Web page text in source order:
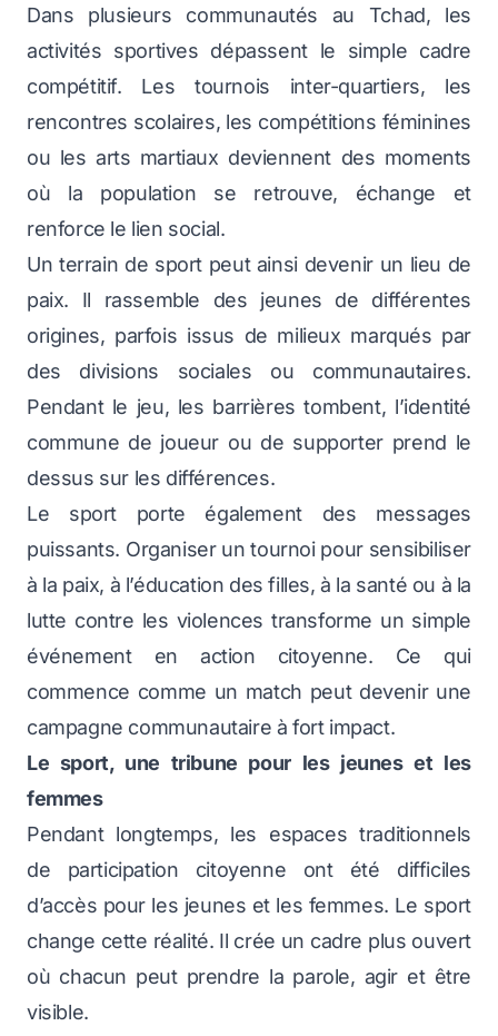
Dans plusieurs communautés au Tchad, les
activités sportives dépassent le simple cadre
compétitif. Les tournois inter-quartiers, les
rencontres scolaires, les compétitions féminines
ou les arts martiaux deviennent des moments
où la population se retrouve, échange et
renforce le lien social.
Un terrain de sport peut ainsi devenir un lieu de
paix. Il rassemble des jeunes de différentes
origines, parfois issus de milieux marqués par
des divisions sociales ou communautaires.
Pendant le jeu, les barrières tombent, l’identité
commune de joueur ou de supporter prend le
dessus sur les différences.
Le sport porte également des messages
puissants. Organiser un tournoi pour sensibiliser
à la paix, à l’éducation des filles, à la santé ou à la
lutte contre les violences transforme un simple
événement en action citoyenne. Ce qui
commence comme un match peut devenir une
campagne communautaire à fort impact.
Le sport, une tribune pour les jeunes et les
femmes
Pendant longtemps, les espaces traditionnels
de participation citoyenne ont été difficiles
d’accès pour les jeunes et les femmes. Le sport
change cette réalité. Il crée un cadre plus ouvert
où chacun peut prendre la parole, agir et être
visible.